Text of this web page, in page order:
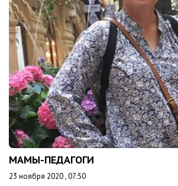
МАМЫ-ПЕДАГОГИ
23 ноября 2020 , 07:50